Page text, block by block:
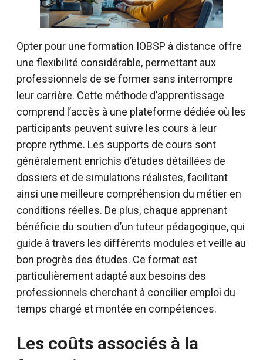
Opter pour une formation IOBSP à distance offre
une flexibilité considérable, permettant aux
professionnels de se former sans interrompre
leur carrière. Cette méthode d’apprentissage
comprend l’accès à une plateforme dédiée où les
participants peuvent suivre les cours à leur
propre rythme. Les supports de cours sont
généralement enrichis d’études détaillées de
dossiers et de simulations réalistes, facilitant
ainsi une meilleure compréhension du métier en
conditions réelles. De plus, chaque apprenant
bénéficie du soutien d’un tuteur pédagogique, qui
guide à travers les différents modules et veille au
bon progrès des études. Ce format est
particulièrement adapté aux besoins des
professionnels cherchant à concilier emploi du
temps chargé et montée en compétences.
Les coûts associés à la